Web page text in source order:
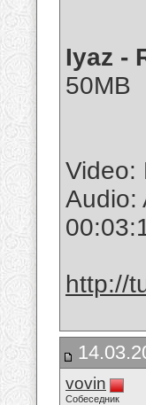
Iyaz -
50MB
Video:
Audio:
http://
vovin
Собеседник